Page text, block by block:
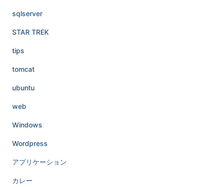
sqlserver
STAR TREK
tips
tomcat
ubuntu
web
Windows
Wordpress
アプリケーション
カレー